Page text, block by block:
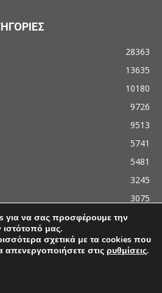
28363
13635
10180
9726
9513
5741
5481
3245
3075
- AgrinioCulture.gr
and the Google
για να σας προσφέρουμε την
ιστότοπό μας.
σχετικά με τα cookies που
στις ρυθμίσεις.